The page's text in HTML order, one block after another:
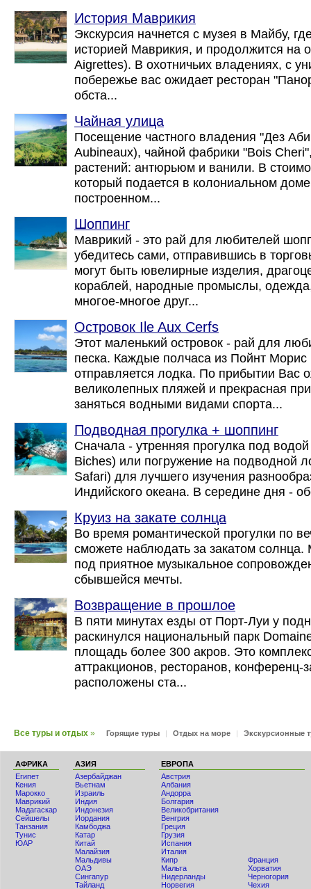
История Маврикия
Экскурсия начнется с музея в Майбу,
историей Маврикия, и продолжится на
Aigrettes). В охотничьих владениях, с
побережье вас ожидает ресторан
обста...
Чайная улица
Посещение частного владения "Дез
Aubineaux), чайной фабрики "Bois
растений: антюрьюм и ванили. В
который подается в колониальном
построенном...
Шоппинг
Маврикий - это рай для любителей
убедитесь сами, отправившись в
могут быть ювелирные изделия,
кораблей, народные промыслы,
многое-многое друг...
Островок Ile Aux Cerfs
Этот маленький островок - рай для
песка. Каждые полчаса из Пойнт Морис
отправляется лодка. По прибытии Вас
великолепных пляжей и прекрасная
заняться водными видами спорта...
Подводная прогулка + шоппинг
Сначала - утренняя прогулка под
Biches) или погружение на подводной
Safari) для лучшего изучения
Индийского океана. В середине дня -
Круиз на закате солнца
Во время романтической прогулки по
сможете наблюдать за закатом солнца.
под приятное музыкальное
сбывшейся мечты.
Возвращение в прошлое
В пяти минутах езды от Порт-Луи у
раскинулся национальный парк
площадь более 300 акров. Это
аттракционов, ресторанов, конференц-
расположены ста...
Все туры и отдых » Горящие туры | Отдых на море | Экскурсионные
АФРИКА
Египет
Кения
Мaрокко
Маврикий
Мадагаскар
Сейшелы
Танзания
Тунис
ЮАР
АЗИЯ
Азербайджан
Вьетнам
Израиль
Индия
Индонезия
Иордания
Камбоджа
Катар
Китай
Малайзия
Мальдивы
ОАЭ
Сингапур
Тайланд
ЕВРОПА
Австрия
Албания
Андорра
Болгария
Великобритания
Венгрия
Греция
Грузия
Испания
Италия
Кипр
Мальта
Нидерланды
Норвегия
Франция
Хорватия
Черногория
Чехия